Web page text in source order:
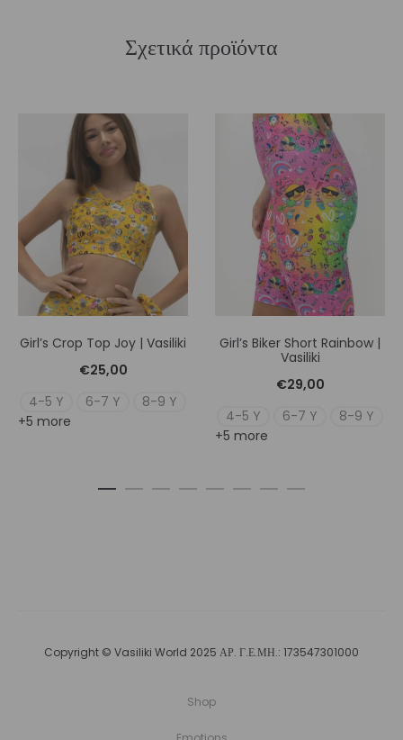
Σχετικά προϊόντα
Girl’s Crop Top Joy | Vasiliki
€25,00
4-5 Y
6-7 Y
8-9 Y
+5 more
Girl’s Biker Short Rainbow |
Vasiliki
€29,00
4-5 Y
6-7 Y
8-9 Y
+5 more
Copyright © Vasiliki World 2025 ΑΡ. Γ.Ε.ΜΗ.: 173547301000
Shop